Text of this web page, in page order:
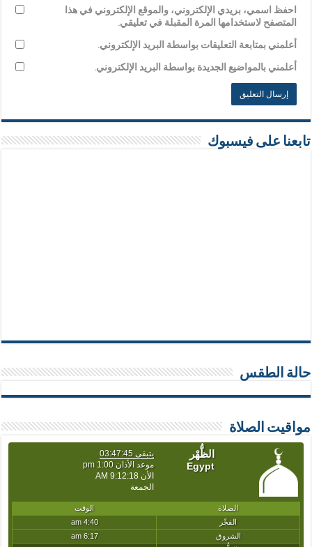
احفظ اسمي، بريدي الإلكتروني، والموقع الإلكتروني في هذا
المتصفح لاستخدامها المرة المقبلة في تعليقي.
أعلمني بمتابعة التعليقات بواسطة البريد الإلكتروني.
أعلمني بالمواضيع الجديدة بواسطة البريد الإلكتروني.
تابعنا على فيسبوك
حالة الطقس
مواقيت الصلاة